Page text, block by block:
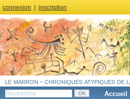
connexion inscription
le marron - chroniques atypiques de
Accueil